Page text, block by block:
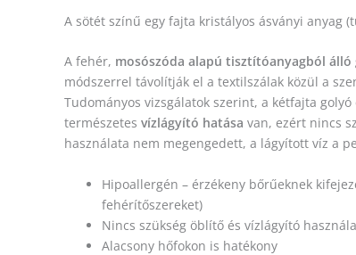
A sötét színű egy fajta kristályos ásványi anyag
A fehér, mosószóda alapú tisztítóanyagból álló
módszerrel távolítják el a textilszálak közül a
Tudományos vizsgálatok szerint, a kétfajta
természetes vízlágyító hatása van, ezért nincs
használata nem megengedett, a lágyított víz a
Hipoallergén – érzékeny bőrűeknek
fehérítőszereket)
Nincs szükség öblítő és vízlágyító
Alacsony hőfokon is hatékony